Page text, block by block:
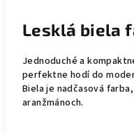
Lesklá biela
Jednoduché a
perfektne hodí do
Biela je nadčasová
aranžmánoch.